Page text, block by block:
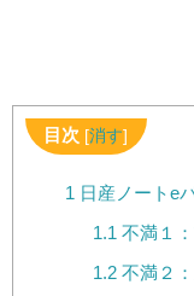
目次 [消す]
1 日産ノートe
1.1 不満１
1.2 不満２